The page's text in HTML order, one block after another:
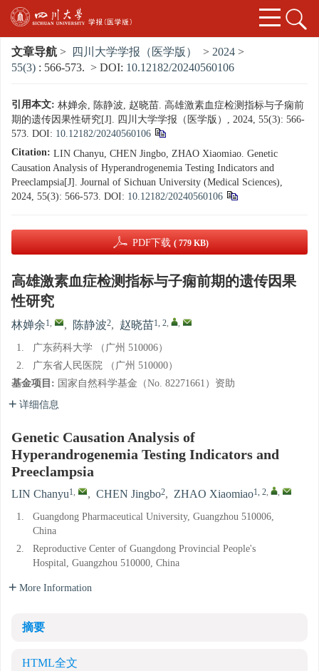
文章导航 > 四川大学学报（医学版） > 2024 >
55(3) : 566-573. > DOI: 10.12182/20240560106
引用本文: 林婵余, 陈静波, 赵晓苗. 高雄激素血症检测指标与子痫前
期的遗传因果性研究[J]. 四川大学学报（医学版）, 2024, 55(3): 566-
573. DOI: 10.12182/20240560106
Citation: LIN Chanyu, CHEN Jingbo, ZHAO Xiaomiao. Genetic
Causation Analysis of Hyperandrogenemia Testing Indicators and
Preeclampsia[J]. Journal of Sichuan University (Medical Sciences),
2024, 55(3): 566-573. DOI: 10.12182/20240560106
PDF下载 ( 779 KB)
高雄激素血症检测指标与子痫前期的遗传因果
性研究
林婵余1, , 陈静波2, 赵晓苗1, 2, ,
1.
广东药科大学 （广州 510006）
2.
广东省人民医院 （广州 510000）
基金项目: 国家自然科学基金（No. 82271661）资助
详细信息
Genetic Causation Analysis of
Hyperandrogenemia Testing Indicators and
Preeclampsia
LIN Chanyu1, , CHEN Jingbo2, ZHAO Xiaomiao1, 2, ,
1.
Guangdong Pharmaceutical University, Guangzhou 510006,
China
2.
Reproductive Center of Guangdong Provincial People's
Hospital, Guangzhou 510000, China
More Information
摘要
HTML全文